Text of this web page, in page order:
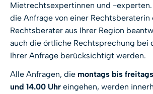
Mietrechtsexpertinnen und -experten.
die Anfrage von einer Rechtsberaterin
Rechtsberater aus Ihrer Region
auch die örtliche Rechtsprechung bei
Ihrer Anfrage berücksichtigt werden.
Alle Anfragen, die montags bis
und 14.00 Uhr eingehen, werden